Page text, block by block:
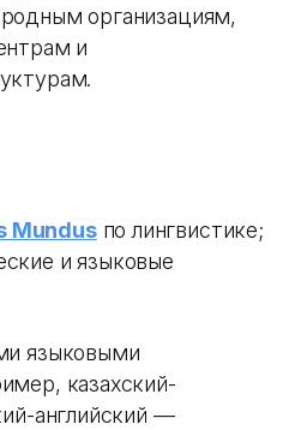
организациям,
и
Mundusпо лингвистике;
и языковые
языковыми
казахский-
английский —